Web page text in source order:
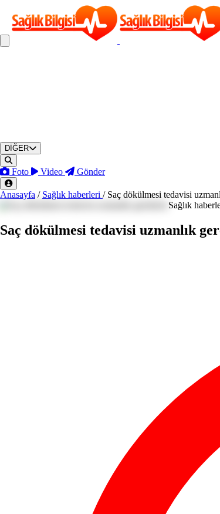
DİĞER
Foto Video Gönder
Anasayfa / Sağlık haberleri / Saç dökülmesi tedavisi
Sağlık
Saç dökülmesi tedavisi uzmanlık